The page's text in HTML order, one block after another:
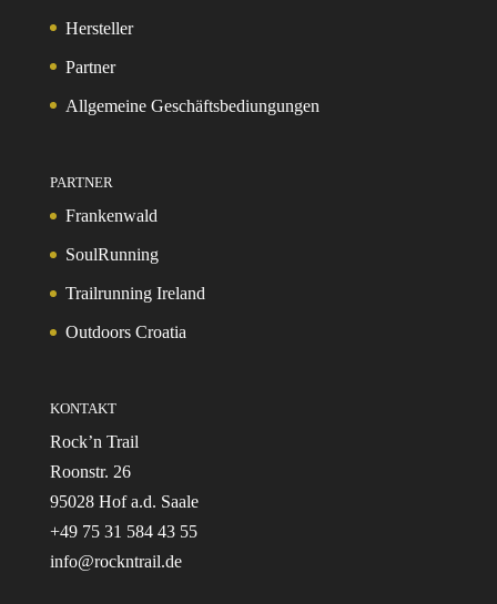
Hersteller
Partner
Allgemeine Geschäftsbediungungen
PARTNER
Frankenwald
SoulRunning
Trailrunning Ireland
Outdoors Croatia
KONTAKT
Rock’n Trail
Roonstr. 26
95028 Hof a.d. Saale
+49 75 31 584 43 55
info@rockntrail.de